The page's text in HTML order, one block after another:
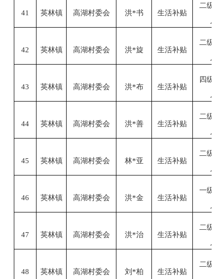
41 英林镇 高湖村委会 洪*书 生活补贴
二级
42 英林镇 高湖村委会 洪*旋 生活补贴
二级
43 英林镇 高湖村委会 洪*布 生活补贴
四级
44 英林镇 高湖村委会 洪*善 生活补贴
二级
45 英林镇 高湖村委会 林*亚 生活补贴
二级
46 英林镇 高湖村委会 洪*金 生活补贴
一级
47 英林镇 高湖村委会 洪*治 生活补贴
二级
48 英林镇 高湖村委会 刘 *柏 生活补贴
二级